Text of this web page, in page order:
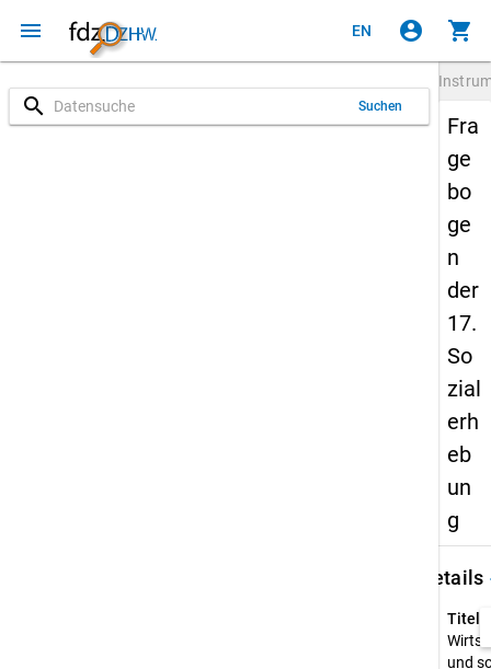
menu EN account_circle shopping_cart
search Suchen
Fra
ge
bo
ge
n
der
17.
So
zial
erh
eb
un
g
Details
Titel:
und